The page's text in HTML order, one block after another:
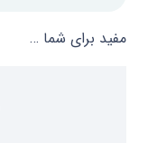
مفید برای شما …